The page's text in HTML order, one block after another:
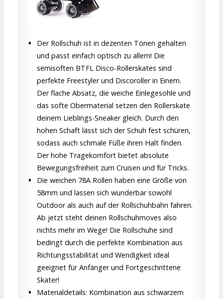
Der Rollschuh ist in dezenten Tönen gehalten
und passt einfach optisch zu allem! Die
semisoften BTFL Disco-Rollerskates sind
perfekte Freestyler und Discoroller in Einem.
Der flache Absatz, die weiche Einlegesohle und
das softe Obermaterial setzen den Rollerskate
deinem Lieblings-Sneaker gleich. Durch den
hohen Schaft lässt sich der Schuh fest schüren,
sodass auch schmale Füße ihren Halt finden.
Der hohe Tragekomfort bietet absolute
Bewegungsfreiheit zum Cruisen und für Tricks.
Die weichen 78A Rollen haben eine Größe von
58mm und lassen sich wunderbar sowohl
Outdoor als auch auf der Rollschuhbahn fahren.
Ab jetzt steht deinen Rollschuhmoves also
nichts mehr im Wege! Die Rollschuhe sind
bedingt durch die perfekte Kombination aus
Richtungsstabilität und Wendigkeit ideal
geeignet für Anfänger und Fortgeschrittene
Skater!
Materialdetails: Kombination aus schwarzem